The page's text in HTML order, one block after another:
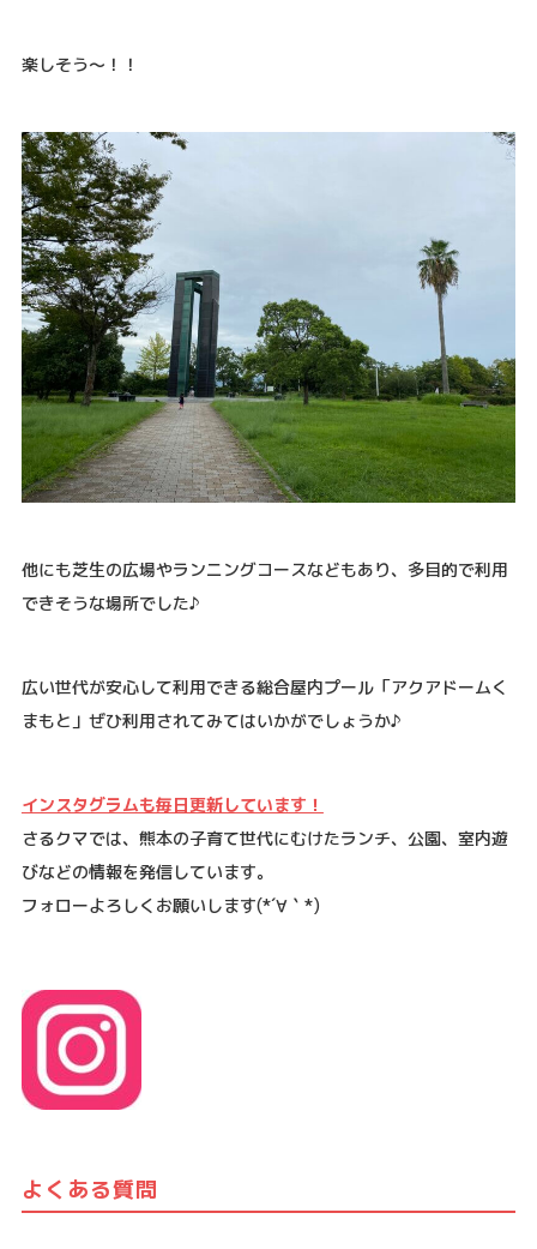
楽しそう〜！！
他にも芝生の広場やランニングコースなどもあり、多目的で利用
できそうな場所でした♪
広い世代が安心して利用できる総合屋内プール「アクアドームく
まもと」ぜひ利用されてみてはいかがでしょうか♪
インスタグラムも毎日更新しています！
さるクマでは、熊本の子育て世代にむけたランチ、公園、室内遊
びなどの情報を発信しています。
フォローよろしくお願いします(*´∀｀ *)
よくある質問